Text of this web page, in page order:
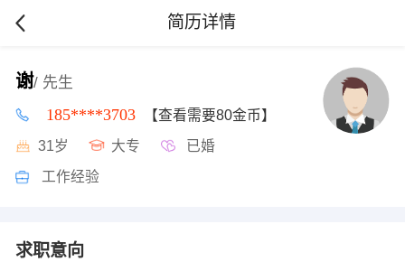
简历详情
谢/ 先生
185****3703 【查看需要80金币】
31岁 大专 已婚
工作经验
求职意向